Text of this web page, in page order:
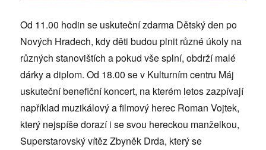
Od 11.00 hodin se uskuteční zdarma Dětský den po
Nových Hradech, kdy děti budou plnit různé úkoly na
různých stanovištích a pokud vše splní, obdrží malé
dárky a diplom. Od 18.00 se v Kulturním centru Máj
uskuteční benefiční koncert, na kterém letos zazpívají
například muzikálový a filmový herec Roman Vojtek,
který nejspíše dorazí i se svou hereckou manželkou,
Superstarovský vítěz Zbyněk Drda, který se